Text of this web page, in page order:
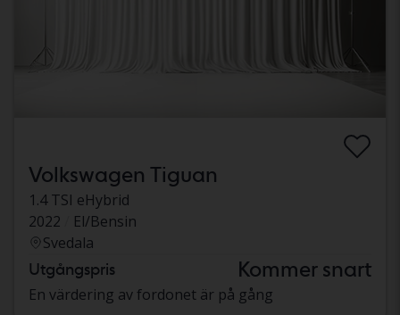
Volkswagen Tiguan
1.4 TSI eHybrid
2022
El/Bensin
Svedala
Utgångspris Kommer snart
En värdering av fordonet är på gång